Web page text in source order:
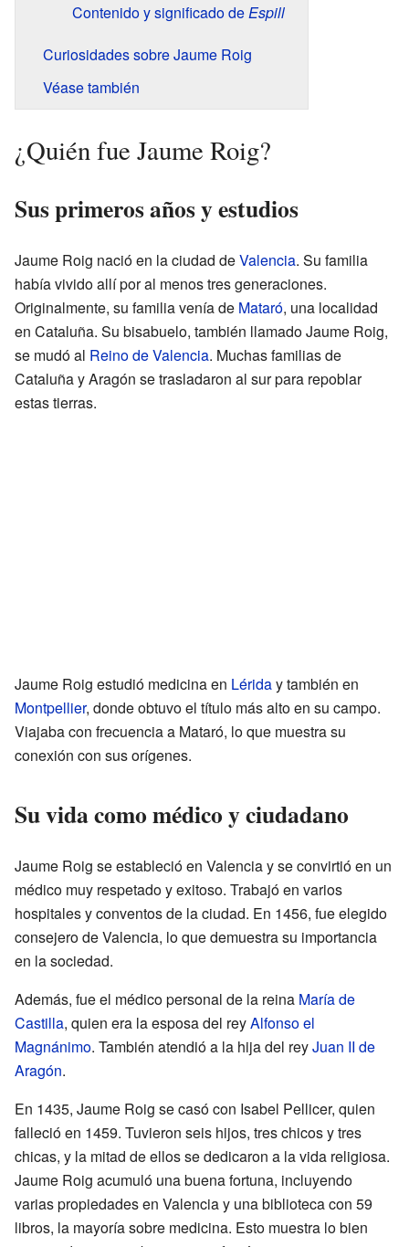
Contenido y significado deEspill
Curiosidades sobre Jaume Roig
Véase también
¿Quién fue Jaume Roig?
Sus primeros años y estudios
Jaume Roig nació en la ciudad deValencia. Su familia
había vivido allí por al menos tres generaciones.
Originalmente, su familia venía de Mataró, una localidad
en Cataluña. Su bisabuelo, también llamado Jaume Roig,
se mudó al Reino de Valencia. Muchas familias de
Cataluña y Aragón se trasladaron al sur para repoblar
estas tierras.
Jaume Roig estudió medicina en Lériday también en
Montpellier, donde obtuvo el título más alto en su campo.
Viajaba con frecuencia a Mataró, lo que muestra su
conexión con sus orígenes.
Su vida como médico y ciudadano
Jaume Roig se estableció en Valencia y se convirtió en un
médico muy respetado y exitoso. Trabajó en varios
hospitales y conventos de la ciudad. En 1456, fue elegido
consejero de Valencia, lo que demuestra su importancia
en la sociedad.
Además, fue el médico personal de la reina María de
Castilla, quien era la esposa del reyAlfonso el
Magnánimo. También atendió a la hija del reyJuan II de
Aragón.
En 1435, Jaume Roig se casó con Isabel Pellicer, quien
falleció en 1459. Tuvieron seis hijos, tres chicos y tres
chicas, y la mitad de ellos se dedicaron a la vida religiosa.
Jaume Roig acumuló una buena fortuna, incluyendo
varias propiedades en Valencia y una biblioteca con 59
libros, la mayoría sobre medicina. Esto muestra lo bien